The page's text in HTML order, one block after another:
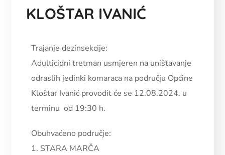
KLOŠTAR IVANIĆ
Trajanje dezinsekcije:
Adulticidni tretman usmjeren na uništavanje
odraslih jedinki komaraca na području Općine
Kloštar Ivanić provodit će se 12.08.2024. u
terminu od 19:30 h.
Obuhvaćeno područje:
1. STARA MARČA